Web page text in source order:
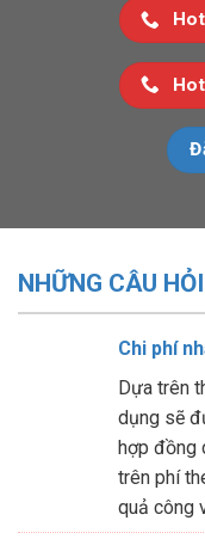
NHỮNG CÂU
Chi phí
Dựa trên
dụng sẽ
hợp đồng
trên phí
quả công